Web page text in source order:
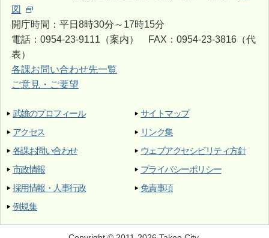
図
開庁時間：平日8時30分～17時15分
電話：0954-23-9111（案内） FAX：0954-23-3816（代
表）
各課お問い合わせ先一覧
ご意見・ご要望
武雄のプロフィール
アクセス
各課お問い合わせ
市政情報
採用情報・人事行政
例規集
サイトマップ
リンク集
ウェブアクセシビリティ方針
プライバシーポリシー
免責事項